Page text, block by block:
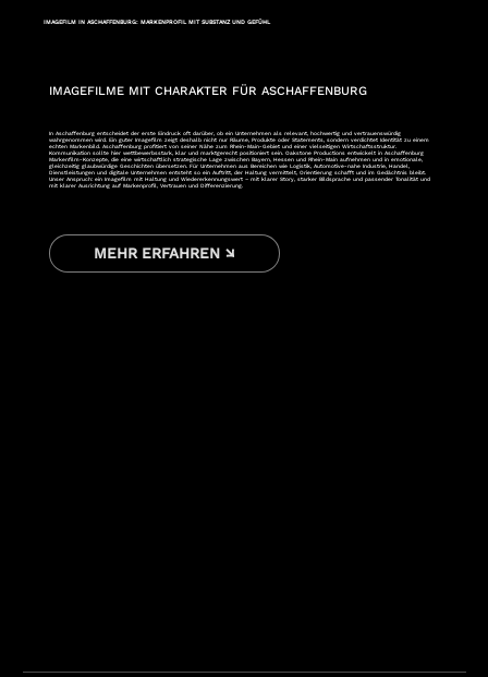
IMAGEFILM IN ASCHAFFENBURG: MARKENPROFIL MIT SUBSTANZ UND GEFÜHL
IMAGEFILME MIT CHARAKTER FÜR ASCHAFFENBURG
In Aschaffenburg entscheidet der erste Eindruck oft darüber, ob ein Unternehmen als relevant, hochwertig und vertrauenswürdig
wahrgenommen wird. Ein guter Imagefilm zeigt deshalb nicht nur Räume, Produkte oder Statements, sondern verdichtet Identität zu einem
echten Markenbild. Aschaffenburg profitiert von seiner Nähe zum Rhein-Main-Gebiet und einer vielseitigen Wirtschaftsstruktur.
Kommunikation sollte hier wettbewerbsstark, klar und marktgerecht positioniert sein. Oakstone Productions entwickelt in Aschaffenburg
Markenfilm-Konzepte, die eine wirtschaftlich strategische Lage zwischen Bayern, Hessen und Rhein-Main aufnehmen und in emotionale,
gleichzeitig glaubwürdige Geschichten übersetzen. Für Unternehmen aus Bereichen wie Logistik, Automotive-nahe Industrie, Handel,
Dienstleistungen und digitale Unternehmen entsteht so ein Auftritt, der Haltung vermittelt, Orientierung schafft und im Gedächtnis bleibt.
Unser Anspruch: ein Imagefilm mit Haltung und Wiedererkennungswert – mit klarer Story, starker Bildsprache und passender Tonalität und
mit klarer Ausrichtung auf Markenprofil, Vertrauen und Differenzierung.
MEHR ERFAHREN ↘